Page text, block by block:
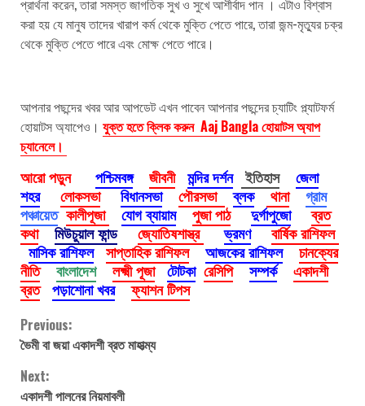
করা হয় যে মানুষ তাদের খারাপ কর্ম থেকে মুক্তি পেতে পারে, তারা জন্ম-মৃত্যুর চক্র
থেকে মুক্তি পেতে পারে এবং মোক্ষ পেতে পারে।
আপনার পছন্দের খবর আর আপডেট এখন পাবেন আপনার পছন্দের চ্যাটিং প্ল্যাটফর্ম
হোয়াটস অ্যাপেও। যুক্ত হতে ক্লিক করুন Aaj Bangla হোয়াটস অ্যাপ
চ্যানেলে।
আরো পড়ুন পশ্চিমবঙ্গ জীবনী মন্দির দর্শন ইতিহাস
জেলা
শহর
লোকসভা বিধানসভা পৌরসভা ব্লক থানা
গ্রাম
পঞ্চায়েত কালীপূজা যোগ ব্যায়াম পুজা পাঠ দুর্গাপুজো
ব্রত
কথা
মিউচুয়াল ফান্ড জ্যোতিষশাস্ত্র ভ্রমণ
বার্ষিক রাশিফল
মাসিক রাশিফল সাপ্তাহিক রাশিফল আজকের রাশিফল
চানক্যের
নীতি
বাংলাদেশ লক্ষ্মী পূজা টোটকা রেসিপি সম্পর্ক
একাদশী
ব্রত পড়াশোনা খবর ফ্যাশন টিপস
Continue
Reading
Previous:
ভৈমী বা জয়া একাদশী ব্রত মাহাত্ম্য
Next:
একাদশী পালনের নিয়মাবলী